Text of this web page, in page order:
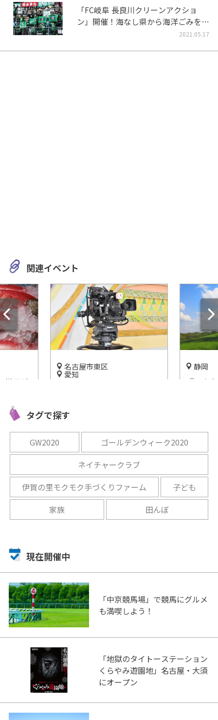
「FC岐阜 長良川クリーンアクショ
ン」開催！海なし県から海洋ごみをな
2021.05.17
関連イベント
様子が
名古屋市東区
愛知
に会える場所
静岡
『つま
タグで探す
GW2020
ゴールデンウィーク2020
ネイチャークラブ
伊賀の里モクモク手づくりファーム
子ども
家族
田んぼ
現在開催中
「中京競馬場」で競馬にグルメ
も満喫しよう！
「地獄のタイトーステーション
くらやみ遊園地」名古屋・大須
にオープン